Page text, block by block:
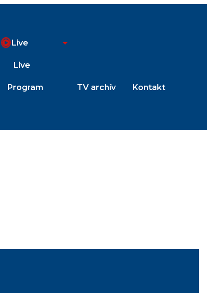
Live
Live
Program TV archív Kontakt